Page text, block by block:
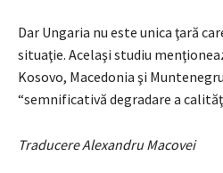
Dar Ungaria nu este unica ţară
situaţie. Acelaşi studiu
Kosovo, Macedonia şi
“semnificativă degradare a
Traducere Alexandru Macovei